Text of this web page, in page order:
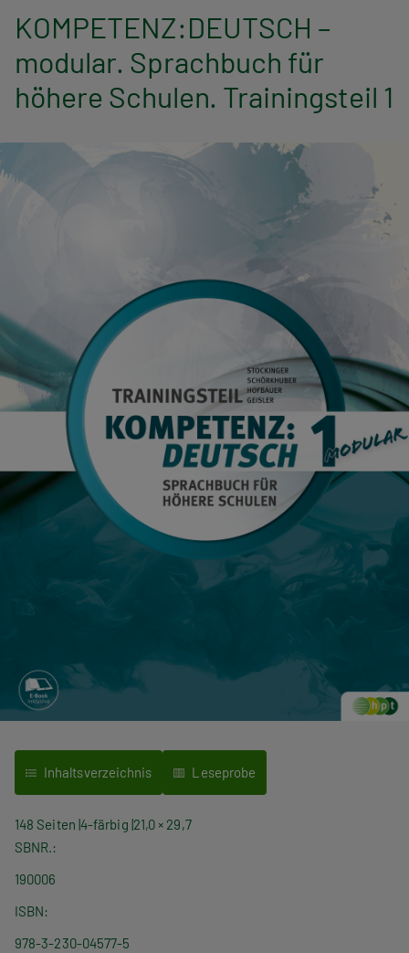
n
a
v
a
n
KOMPETENZ:DEUTSCH –
modular. Sprachbuch für
höhere Schulen. Trainingsteil 1
Inhaltsverzeichnis Leseprobe
148 Seiten 4-färbig 21,0 × 29,7
SBNR.
190006
ISBN
978-3-230-04577-5